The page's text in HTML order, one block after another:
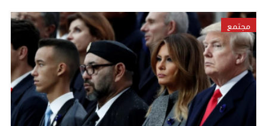
مجتمع